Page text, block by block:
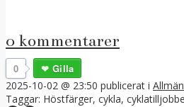
0 kommentarer
0
Gilla
2025-10-02 @ 23:50 publicerat i
Taggar: Höstfärger, cykla,